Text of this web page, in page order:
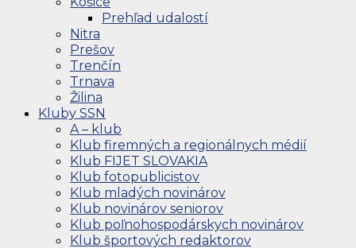
Prehľad udalostí
Nitra
Prešov
Trenčín
Trnava
Žilina
Kluby SSN
A – klub
Klub firemných a regionálnych médií
Klub FIJET SLOVAKIA
Klub fotopublicistov
Klub mladých novinárov
Klub novinárov seniorov
Klub poľnohospodárskych novinárov
Klub športových redaktorov